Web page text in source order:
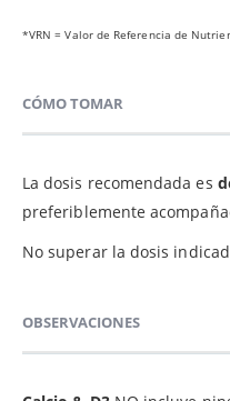
*VRN = Valor de Referencia de
CÓMO TOMAR
La dosis recomendada es
preferiblemente
No superar la dosis
OBSERVACIONES